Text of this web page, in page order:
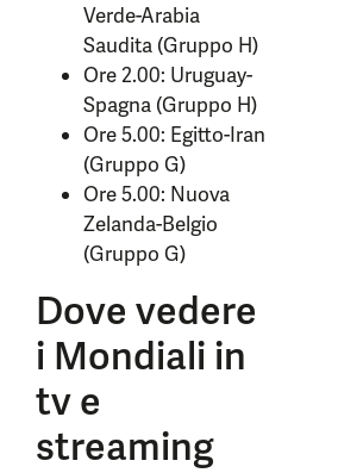
Verde-Arabia
Saudita (Gruppo H)
Ore 2.00: Uruguay-
Spagna (Gruppo H)
Ore 5.00: Egitto-Iran
(Gruppo G)
Ore 5.00: Nuova
Zelanda-Belgio
(Gruppo G)
Dove vedere
i Mondiali in
tv e
streaming